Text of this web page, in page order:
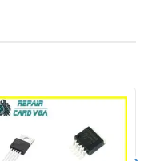
cấp điện năng cho card
GTX 380 gặp sự cố,
như: